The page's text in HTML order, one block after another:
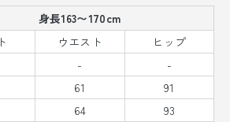
身長163〜170cm
ウエスト
ヒップ
-
-
61
91
64
93